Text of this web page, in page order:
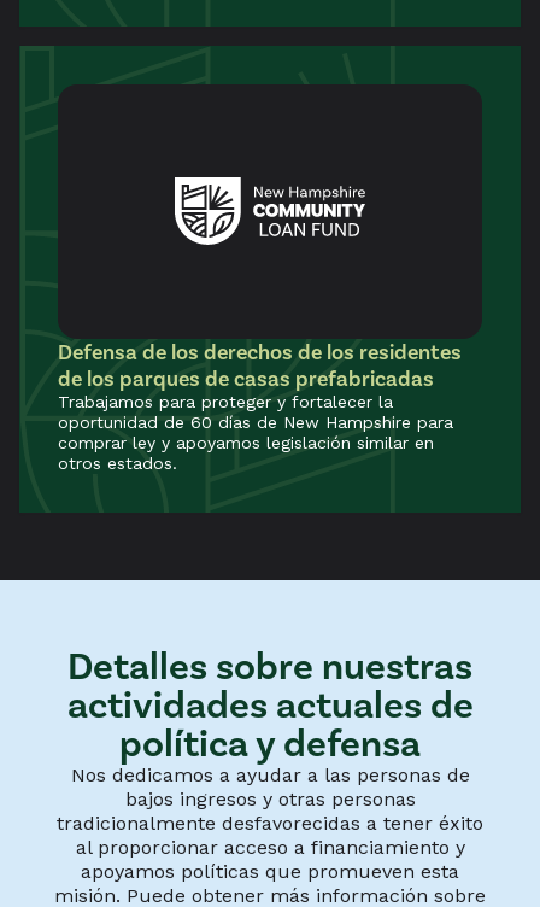
Defensa de los derechos de los residentes
de los parques de casas prefabricadas
Trabajamos para proteger y fortalecer la
oportunidad de 60 días de New Hampshire para
comprar ley y apoyamos legislación similar en
otros estados.
Detalles sobre nuestras
actividades actuales de
política y defensa
Nos dedicamos a ayudar a las personas de
bajos ingresos y otras personas
tradicionalmente desfavorecidas a tener éxito
al proporcionar acceso a financiamiento y
apoyamos políticas que promueven esta
misión. Puede obtener más información sobre